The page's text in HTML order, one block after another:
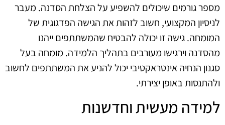
מספר גורמים שיכולים להשפיע על הצלחת הסדנה. מעבר
לניסיון המקצועי, חשוב לזהות את הגישה הפדגוגית של
המומחה. גישה זו יכולה להבטיח שהמשתתפים ייהנו
מהסדנה וירגישו מעורבים בתהליך הלמידה. מומחה בעל
סגנון הנחיה אינטראקטיבי יכול להניע את המשתתפים לחשוב
ולהתנסות באופן יצירתי.
למידה מעשית וחדשנות